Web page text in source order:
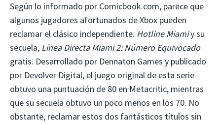
Según lo informado por Comicbook.com, parece que
algunos jugadores afortunados de Xbox pueden
reclamar el clásico independiente. Hotline Miamiy su
secuela, Línea Directa Miami 2: Número Equivocado
gratis. Desarrollado por Dennaton Games y publicado
por Devolver Digital, el juego original de esta serie
obtuvo una puntuación de 80 en Metacritic, mientras
que su secuela obtuvo un poco menos en los 70. No
obstante, reclamar estos dos fantásticos títulos sin